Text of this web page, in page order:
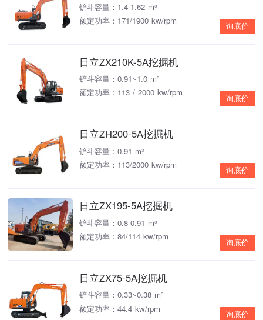
铲斗容量：1.4-1.62 m³
额定功率：171/1900 kw/rpm
询底价
日立ZX210K-5A挖掘机
铲斗容量：0.91~1.0 m³
额定功率：113 / 2000 kw/rpm
询底价
日立ZH200-5A挖掘机
铲斗容量：0.91 m³
额定功率：113/2000 kw/rpm
询底价
日立ZX195-5A挖掘机
铲斗容量：0.8-0.91 m³
额定功率：84/114 kw/rpm
询底价
日立ZX75-5A挖掘机
铲斗容量：0.33~0.38 m³
额定功率：44.4 kw/rpm
询底价